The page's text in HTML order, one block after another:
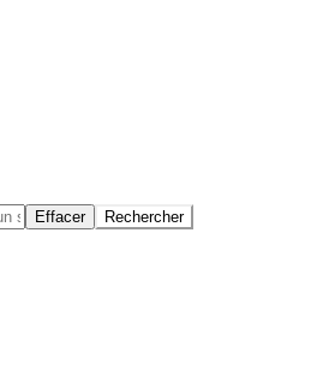
Effacer Rechercher